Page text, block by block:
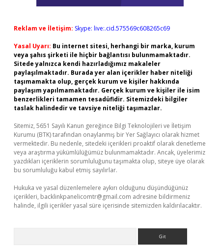
Reklam ve İletişim: Skype: live:.cid.575569c608265c69
Yasal Uyarı: Bu internet sitesi, herhangi bir marka, kurum
veya şahıs şirketi ile hiçbir bağlantısı bulunmamaktadır.
Sitede yalnızca kendi hazırladığımız makaleler
paylaşılmaktadır. Burada yer alan içerikler haber niteliği
taşımamakta olup, gerçek kurum ve kişiler hakkında
paylaşım yapılmamaktadır. Gerçek kurum ve kişiler ile isim
benzerlikleri tamamen tesadüfidir. Sitemizdeki bilgiler
taslak halindedir ve tavsiye niteliği taşımazlar.
Sitemiz, 5651 Sayılı Kanun gereğince Bilgi Teknolojileri ve İletişim
Kurumu (BTK) tarafından onaylanmış bir Yer Sağlayıcı olarak hizmet
vermektedir. Bu nedenle, sitedeki içerikleri proaktif olarak denetleme
veya araştırma yükümlülüğümüz bulunmamaktadır. Ancak, üyelerimiz
yazdıkları içeriklerin sorumluluğunu taşımakta olup, siteye üye olarak
bu sorumluluğu kabul etmiş sayılırlar.
Hukuka ve yasal düzenlemelere aykırı olduğunu düşündüğünüz
içerikleri, backlinkpanelicomtr@gmail.com adresine bildirmeniz
halinde, ilgili içerikler yasal süre içerisinde sitemizden kaldırılacaktır.